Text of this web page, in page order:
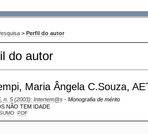
> Perfil do autor
do autor
Maria Ângela C.Souza,
n. 5 (2003): Intertem@s - Monografia de mérito
NÃO TEM IDADE
PDF